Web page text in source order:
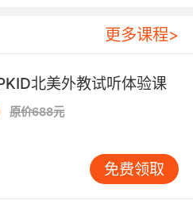
精准性与艺术性的平衡 专
特征体现着科技文本与大
气象局发布的《播报手
值需精确到小数点后一
三级表
性与日常用语的灵活性形
rain这类模糊表达，又
替代生硬的rain in some
Leech在《英语交际
更多课程>
北美外教试听体验课
原价688元
免费领取